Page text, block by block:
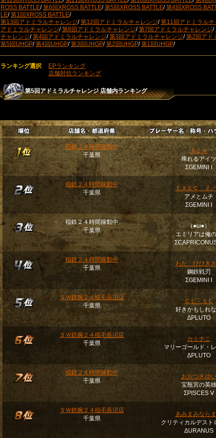
ROSS BATTLE/第6回XROSS BATTLE/第5回XROSS BATTLE/第4回XROSS
LE/第1回XROSS BATTLE/
第13回アドミラルチャレンジ/第12回アドミラルチャレンジ/第11回アドミラルチ
アドミラルチャレンジ/第8回アドミラルチャレンジ/第7回アドミラルチャレンジ/
チャレンジ/第4回アドミラルチャレンジ/第3回アドミラルチャレンジ/第2回アド
第5回UHGP/第4回UHGP/第3回UHGP/第2回UHGP/第1回UHGP/
ランキング選択
EPランキング
店舗対抗ランキング
第5回アドミラルチャレンジ店舗内ランキング
稲鉄２４時間稼動中
千葉県
Ａ２４
痺れるアイツ
ΣGEMINI Ⅰ
稲鉄２４時間稼動中
千葉県
ＥＸＥＣ＿Ｚ／
アメとムチ
ΣGEMINI Ⅰ
稲鉄２４時間稼動中
千葉県
（●ω●）
エミリアは俺
稲鉄２４時間稼動中
千葉県
わた ひびき
鋼鉄戦刃
ΣGEMINI Ⅰ
ＳＷ鉄腕２４稲毛長沼店
千葉県
ＣＬ－ＳＣ
好きかもしれ
ΔPLUTO
ＳＷ鉄腕２４稲毛長沼店
千葉県
カミナこ
マリーゴールド・
ΔPLUTO
稲鉄２４時間稼動中
千葉県
おおつきゆい
宝瓶宮の英雄
ΣPISCES Ⅴ
ＳＷ鉄腕２４稲毛長沼店
千葉県
あみまみなら
クリティカルデスト
ΔURANUS